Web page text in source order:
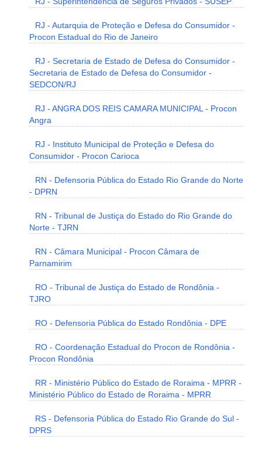
RJ - Autarquia de Proteção e Defesa do Consumidor -
Procon Estadual do Rio de Janeiro
RJ - Secretaria de Estado de Defesa do Consumidor -
Secretaria de Estado de Defesa do Consumidor -
SEDCON/RJ
RJ - ANGRA DOS REIS CAMARA MUNICIPAL - Procon
Angra
RJ - Instituto Municipal de Proteção e Defesa do
Consumidor - Procon Carioca
RN - Defensoria Pública do Estado Rio Grande do Norte
- DPRN
RN - Tribunal de Justiça do Estado do Rio Grande do
Norte - TJRN
RN - Câmara Municipal - Procon Câmara de
Parnamirim
RO - Tribunal de Justiça do Estado de Rondônia -
TJRO
RO - Defensoria Pública do Estado Rondônia - DPE
RO - Coordenação Estadual do Procon de Rondônia -
Procon Rondônia
RR - Ministério Público do Estado de Roraima - MPRR -
Ministério Público do Estado de Roraima - MPRR
RS - Defensoria Pública do Estado Rio Grande do Sul -
DPRS